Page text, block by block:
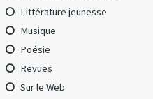
Littérature jeunesse
Musique
Poésie
Revues
Sur le Web